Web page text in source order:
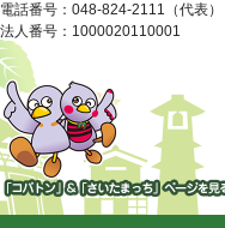
電話番号：048-824-2111（代表）
法人番号：1000020110001
「コバトン」&「さいたまっ